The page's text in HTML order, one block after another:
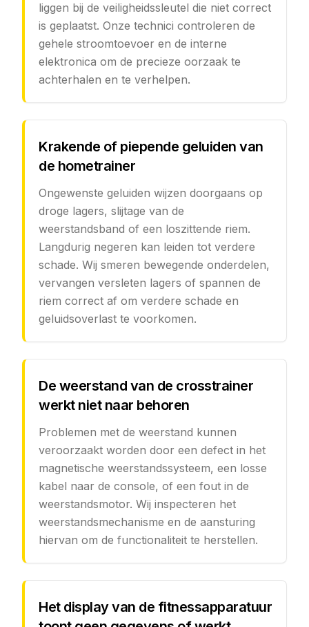
liggen bij de veiligheidssleutel die niet correct
is geplaatst. Onze technici controleren de
gehele stroomtoevoer en de interne
elektronica om de precieze oorzaak te
achterhalen en te verhelpen.
Krakende of piepende geluiden van
de hometrainer
Ongewenste geluiden wijzen doorgaans op
droge lagers, slijtage van de
weerstandsband of een loszittende riem.
Langdurig negeren kan leiden tot verdere
schade. Wij smeren bewegende onderdelen,
vervangen versleten lagers of spannen de
riem correct af om verdere schade en
geluidsoverlast te voorkomen.
De weerstand van de crosstrainer
werkt niet naar behoren
Problemen met de weerstand kunnen
veroorzaakt worden door een defect in het
magnetische weerstandssysteem, een losse
kabel naar de console, of een fout in de
weerstandsmotor. Wij inspecteren het
weerstandsmechanisme en de aansturing
hiervan om de functionaliteit te herstellen.
Het display van de fitnessapparatuur